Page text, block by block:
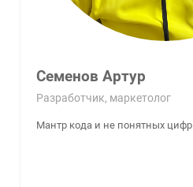
Семенов Артур
Разработчик, маркетолог
Мантр кода и не понятных цифр